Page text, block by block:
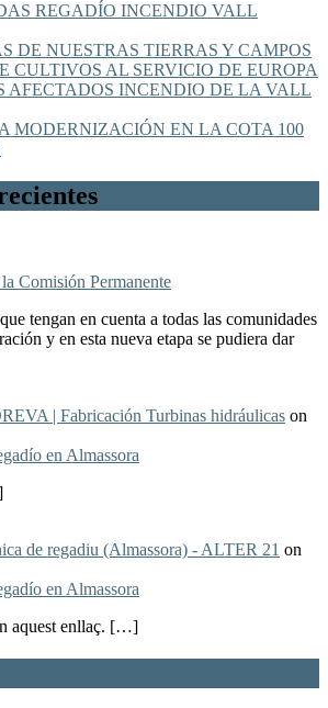
REGADÍO INCENDIO VALL
DE NUESTRAS TIERRAS Y CAMPOS
CULTIVOS AL SERVICIO DE EUROPA
AFECTADOS INCENDIO DE LA VALL
MODERNIZACIÓN EN LA COTA 100
Comisión Permanente
tengan en cuenta a todas las comunidades
y en esta nueva etapa se pudiera dar
| Fabricación Turbinas hidráulicas on
en Almassora
de regadiu (Almassora) - ALTER 21 on
en Almassora
aquest enllaç. […]